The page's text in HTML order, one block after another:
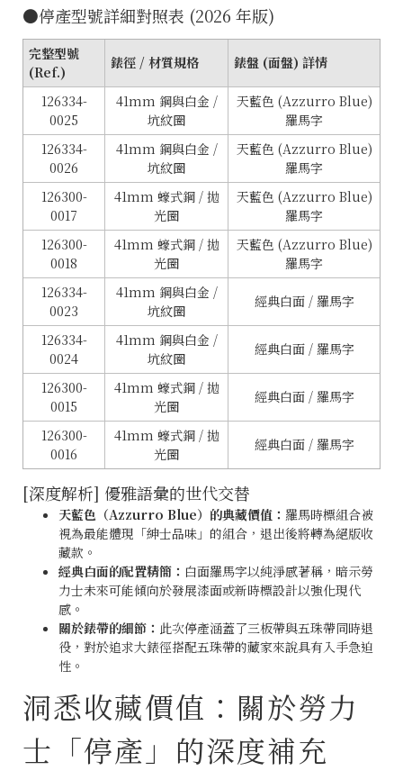
●停產型號詳細對照表 (2026 年版)
完整型號
(Ref.)
錶徑 / 材質規格 錶盤 (面盤) 詳情
126334-
0025
41mm 鋼與白金 /
坑紋圈
天藍色 (Azzurro Blue)
羅馬字
126334-
0026
41mm 鋼與白金 /
坑紋圈
天藍色 (Azzurro Blue)
羅馬字
126300-
0017
41mm 蠔式鋼 / 拋
光圈
天藍色 (Azzurro Blue)
羅馬字
126300-
0018
41mm 蠔式鋼 / 拋
光圈
天藍色 (Azzurro Blue)
羅馬字
126334-
0023
41mm 鋼與白金 /
坑紋圈
經典白面 / 羅馬字
126334-
0024
41mm 鋼與白金 /
坑紋圈
經典白面 / 羅馬字
126300-
0015
41mm 蠔式鋼 / 拋
光圈
經典白面 / 羅馬字
126300-
0016
41mm 蠔式鋼 / 拋
光圈
經典白面 / 羅馬字
[深度解析] 優雅語彙的世代交替
天藍色（Azzurro Blue）的典藏價值： 羅馬時標組合被
視為最能體現「紳士品味」的組合，退出後將轉為絕版收
藏款。
經典白面的配置精簡： 白面羅馬字以純淨感著稱，暗示勞
力士未來可能傾向於發展漆面或新時標設計以強化現代
感。
關於錶帶的細節： 此次停產涵蓋了三板帶與五珠帶同時退
役，對於追求大錶徑搭配五珠帶的藏家來說具有入手急迫
性。
洞悉收藏價值：關於勞力
士「停產」的深度補充